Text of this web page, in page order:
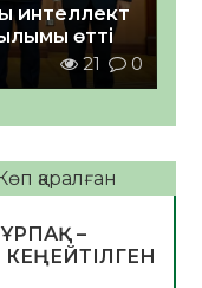
интеллект
өтті
21 0
қаралған
–